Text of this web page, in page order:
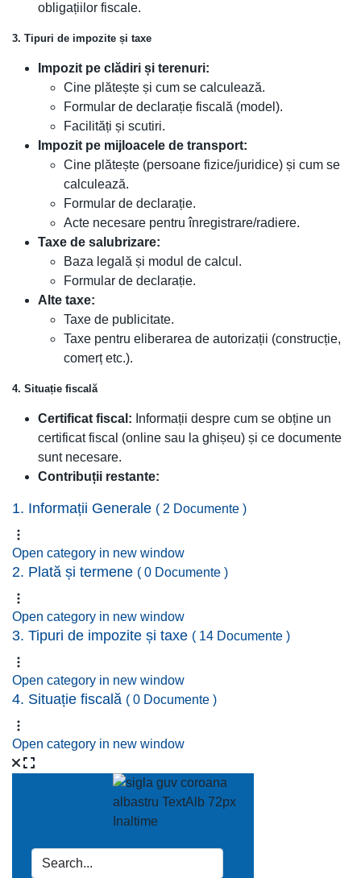
obligațiilor fiscale.
3. Tipuri de impozite și taxe
Impozit pe clădiri și terenuri:
Cine plătește și cum se calculează.
Formular de declarație fiscală (model).
Facilități și scutiri.
Impozit pe mijloacele de transport:
Cine plătește (persoane fizice/juridice) și cum se
calculează.
Formular de declarație.
Acte necesare pentru înregistrare/radiere.
Taxe de salubrizare:
Baza legală și modul de calcul.
Formular de declarație.
Alte taxe:
Taxe de publicitate.
Taxe pentru eliberarea de autorizații (construcție,
comerț etc.).
4. Situație fiscală
Certificat fiscal: Informații despre cum se obține un
certificat fiscal (online sau la ghișeu) și ce documente
sunt necesare.
Contribuții restante:
1. Informații Generale ( 2 Documente )
Open category in new window
2. Plată și termene ( 0 Documente )
Open category in new window
3. Tipuri de impozite și taxe ( 14 Documente )
Open category in new window
4. Situație fiscală ( 0 Documente )
Open category in new window